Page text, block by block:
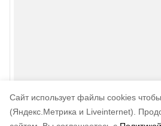
Cайт использует файлы cookies чтобы
(Яндекс.Метрика и Liveinternet).